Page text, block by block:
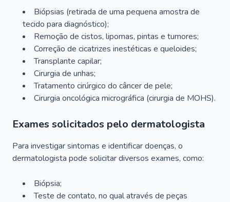
Biópsias (retirada de uma pequena amostra de
tecido para diagnóstico);
Remoção de cistos, lipomas, pintas e tumores;
Correção de cicatrizes inestéticas e queloides;
Transplante capilar;
Cirurgia de unhas;
Tratamento cirúrgico do câncer de pele;
Cirurgia oncológica micrográfica (cirurgia de MOHS).
Exames solicitados pelo dermatologista
Para investigar sintomas e identificar doenças, o
dermatologista pode solicitar diversos exames, como:
Biópsia;
Teste de contato, no qual através de peças